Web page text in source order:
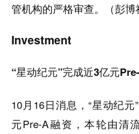
管机构的严格审查。（彭博
Investment
“星动纪元”完成近3亿元
10月16日消息，“星动纪
元Pre-A融资，本轮由清